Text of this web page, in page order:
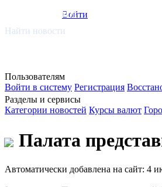
smi.mobi
Войти
Найти новости
Пользователям
Войти в систему Регистрация
Разделы и сервисы
Категории новостей Курсы валют
Палата
Автоматически добавлена на сайт: 4